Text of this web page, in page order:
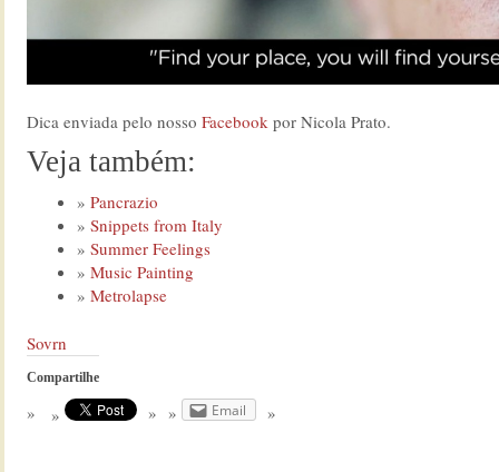
Dica enviada pelo nosso Facebook por Nicola Prato.
Veja também:
Pancrazio
Snippets from Italy
Summer Feelings
Music Painting
Metrolapse
Sovrn
Compartilhe
Email